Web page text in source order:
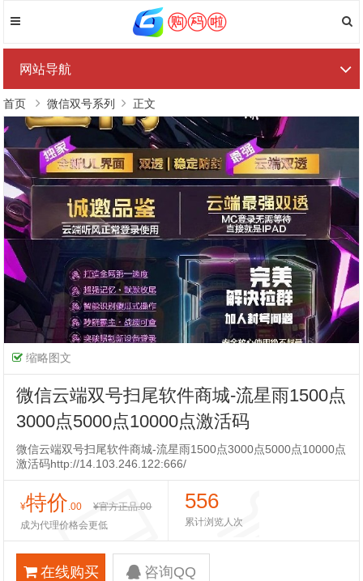
网站导航
首页 微信双号系列 正文
缩略图文
微信云端双号扫尾软件商城-流星雨1500点
3000点5000点10000点激活码
微信云端双号扫尾软件商城-流星雨1500点3000点5000点10000点
激活码http://14.103.246.122:666/
¥特价.00 ¥官方正品.00
成为代理价格会更低
556
累计浏览人次
在线购买 咨询QQ